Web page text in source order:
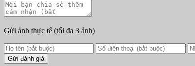
Gửi ảnh thực tế (tối đa 3 ảnh)
Gửi đánh giá